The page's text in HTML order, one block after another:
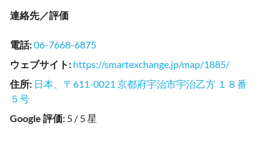
連絡先／評価
電話:06-7668-6875
ウェブサイト : https://smartexchange.jp/map/1885/
住所: 日本、〒611-0021 京都府宇治市宇治乙方 １８番
５号
Google 評価: 5 / 5 星